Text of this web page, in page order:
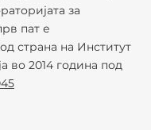
за
пат е
страна на Институт
во 2014 година под